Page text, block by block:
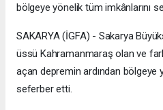
bölgeye yönelik tüm imkânlarını
SAKARYA (İGFA) - Sakarya
üssü Kahramanmaraş olan ve
açan depremin ardından bölgeye
seferber etti.